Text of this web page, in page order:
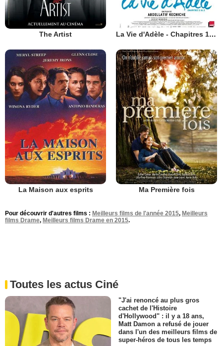
The Artist La Vie d'Adèle - Chapitres 1 et 2
La Maison aux esprits Ma Première fois
Pour découvrir d'autres films : Meilleurs films de l'année 2015, Meilleurs
films Drame, Meilleurs films Drame en 2015.
Toutes les actus Ciné
"J'ai renoncé au plus gros
cachet de l'Histoire
d'Hollywood" : il y a 18 ans,
Matt Damon a refusé de jouer
dans l'un des meilleurs films de
super-héros de tous les temps